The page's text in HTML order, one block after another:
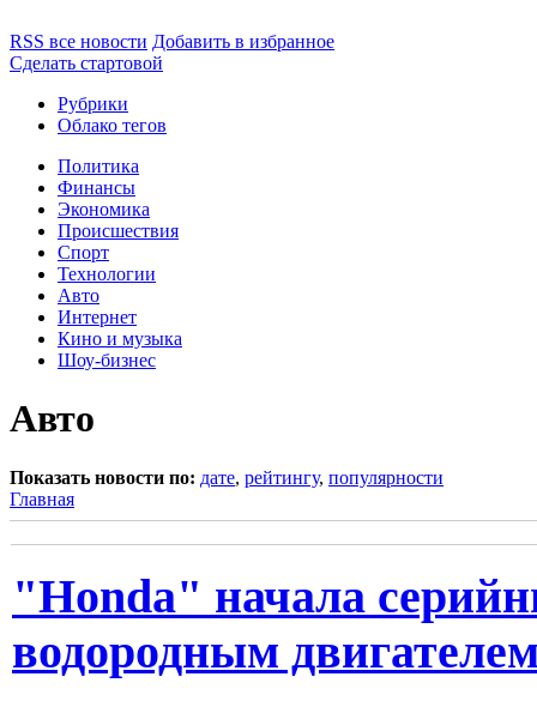
RSS все новости Добавить в избранное
Сделать стартовой
Рубрики
Облако тегов
Политика
Финансы
Экономика
Происшествия
Спорт
Технологии
Авто
Интернет
Кино и музыка
Шоу-бизнес
Авто
Показать новости по: дате, рейтингу, популярности
Главная
"Honda" начала
водородным